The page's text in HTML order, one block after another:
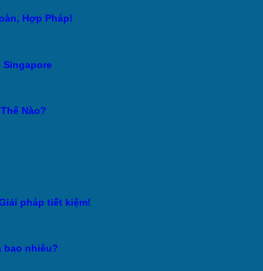
Hợp Pháp!
Singapore
Nào?
pháp tiết kiệm!
bao nhiêu?